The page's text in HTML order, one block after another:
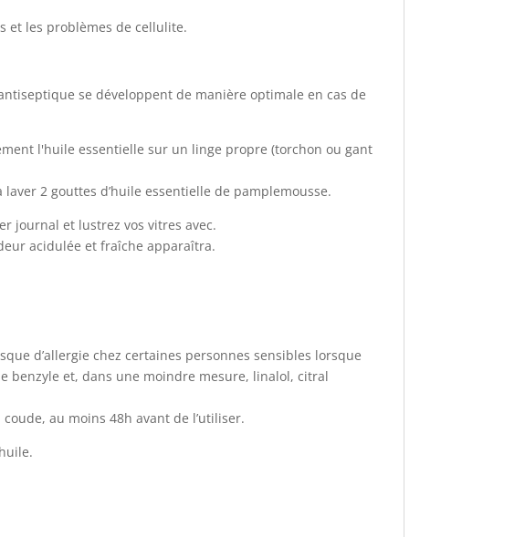
et les problèmes de cellulite.
se développent de manière optimale en cas de
l'huile essentielle sur un linge propre (torchon ou gant
2 gouttes d’huile essentielle de pamplemousse.
journal et lustrez vos vitres avec.
acidulée et fraîche apparaîtra.
d’allergie chez certaines personnes sensibles lorsque
benzyle et, dans une moindre mesure, linalol, citral
au moins 48h avant de l’utiliser.